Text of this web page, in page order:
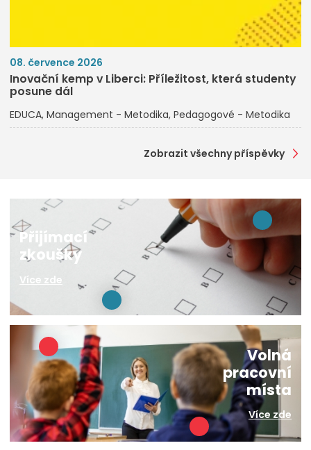
08. července 2026
Inovační kemp v Liberci: Příležitost, která studenty
posune dál
EDUCA Management - Metodika Pedagogové - Metodika
Zobrazit všechny příspěvky
Přijímací
zkoušky
Více zde
Volná
pracovní
místa
Více zde